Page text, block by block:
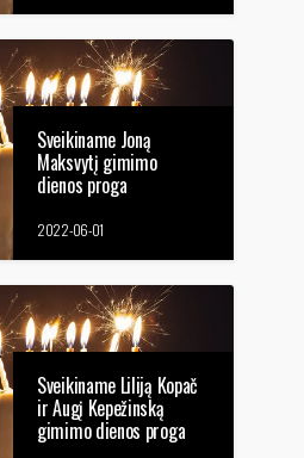
Sveikiname Joną
Maksvytį gimimo
dienos proga
2022-06-01
Sveikiname Liliją Kopač
ir Augį Kepežinską
gimimo dienos proga